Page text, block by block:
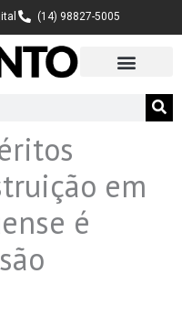
(14) 98827-5005
em
é